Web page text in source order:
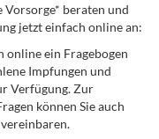
beraten und
jetzt einfach online an:
ein Fragebogen
Impfungen und
Verfügung. Zur
können Sie auch